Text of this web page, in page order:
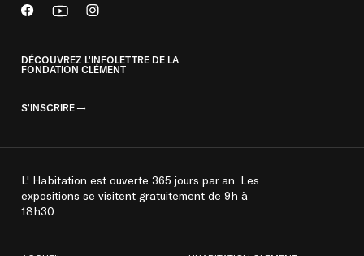
DÉCOUVREZ L'INFOLETTRE DE LA
FONDATION CLÉMENT
S'INSCRIRE
L' Habitation est ouverte 365 jours par an. Les
expositions se visitent gratuitement de 9h à
18h30.